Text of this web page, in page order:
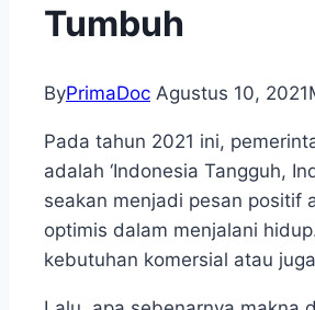
Tumbuh
ByPrimaDoc Agustus 10, 2021
Pada tahun 2021 ini,
adalah ‘Indonesia Tangguh,
seakan menjadi pesan positif
optimis dalam menjalani
kebutuhan komersial atau